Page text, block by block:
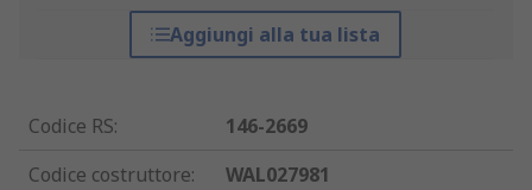
Aggiungi alla tua lista
Codice RS:
146-2669
Codice costruttore:
WAL027981